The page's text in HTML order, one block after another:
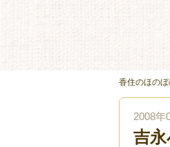
香住のほの
2008年
吉